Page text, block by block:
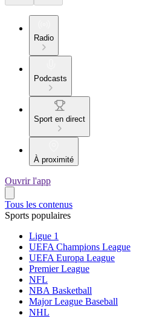
Radio
Podcasts
Sport en direct
À proximité
Ouvrir l'app
Tous les contenus
Sports populaires
Ligue 1
UEFA Champions League
UEFA Europa League
Premier League
NFL
NBA Basketball
Major League Baseball
NHL